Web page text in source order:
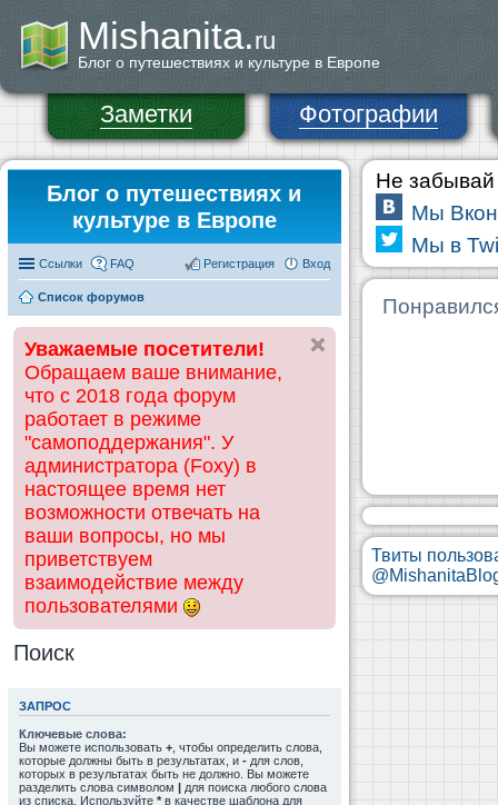
Mishanita.ru
Блог о путешествиях и культуре в Европе
Заметки Фотографии
Блог о путешествиях и
культуре в Европе
Ссылки FAQ Вход
Регистрация
Список форумов
Уважаемые посетители!
Обращаем ваше внимание,
что с 2018 года форум
работает в режиме
"самоподдержания". У
администратора (Foxy) в
настоящее время нет
возможности отвечать на
ваши вопросы, но мы
приветствуем
взаимодействие между
пользователями
Поиск
ЗАПРОС
Ключевые слова:
Вы можете использовать + , чтобы определить слова,
которые должны быть в результатах, и - для слов,
которых в результатах быть не должно. Вы можете
разделить слова символом | для поиска любого слова
из списка. Используйте * в качестве шаблона для
Не забывай
Мы
Мы в
Твиты